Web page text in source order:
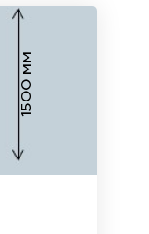
1500 мм